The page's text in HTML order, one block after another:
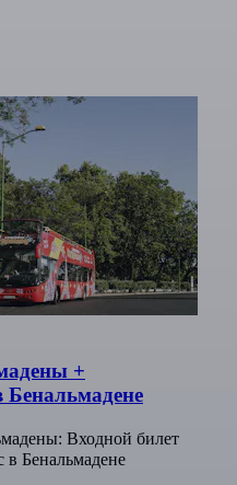
+
Бенальмадене
Входной билет
в Бенальмадене